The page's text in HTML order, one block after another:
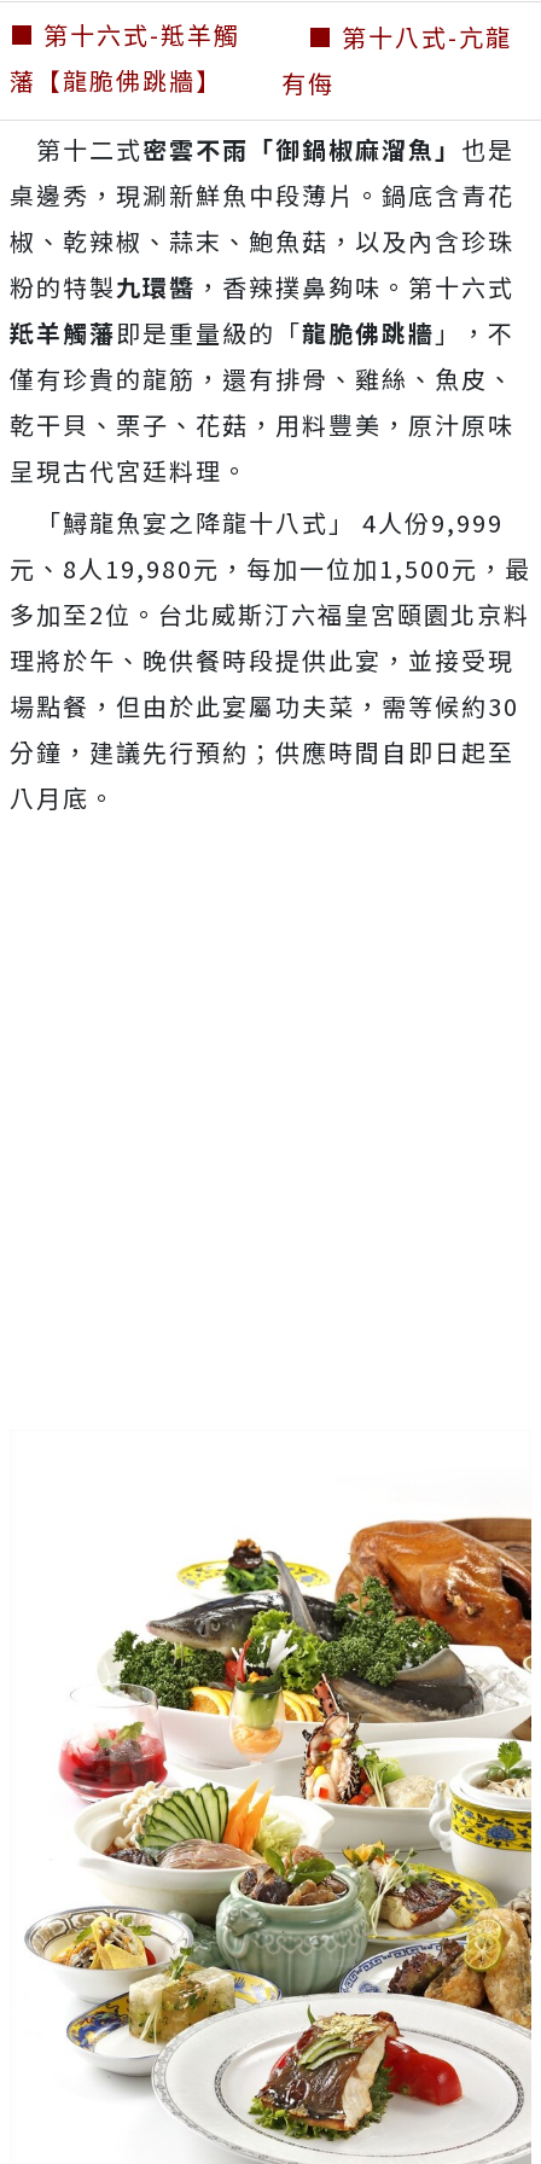
■ 第十六式-羝羊觸
藩【龍脆佛跳牆】
■ 第十八式-亢龍
有侮
第十二式密雲不雨「御鍋椒麻溜魚」 也是
桌邊秀，現涮新鮮魚中段薄片。鍋底含青花
椒、乾辣椒、蒜末、鮑魚菇，以及內含珍珠
粉的特製九環醬 ，香辣撲鼻夠味。第十六式
羝羊觸藩即是重量級的「龍脆佛跳牆 」，不
僅有珍貴的龍筋，還有排骨、雞絲、魚皮、
乾干貝、栗子、花菇，用料豐美，原汁原味
呈現古代宮廷料理。
「鱘龍魚宴之降龍十八式」 4人份9,999
元、8人19,980元，每加一位加1,500元，最
多加至2位。台北威斯汀六福皇宮頤園北京料
理將於午、晚供餐時段提供此宴，並接受現
場點餐，但由於此宴屬功夫菜，需等候約30
分鐘，建議先行預約；供應時間自即日起至
八月底。